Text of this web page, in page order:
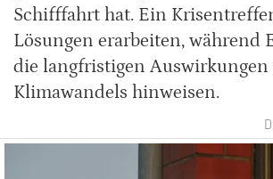
Schifffahrt hat. Ein
Lösungen erarbeiten, während
die langfristigen Auswirkungen
Klimawandels hinweisen.